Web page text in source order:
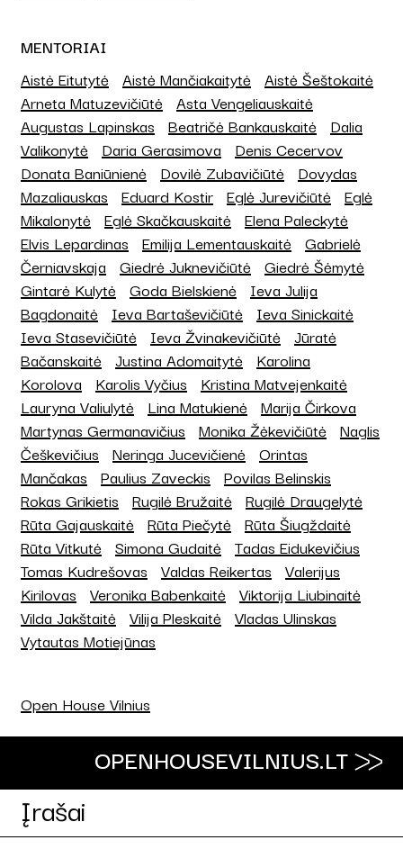
MENTORIAI
Aistė Eitutytė Aistė Mančiakaitytė Aistė Šeštokaitė
Arneta Matuzevičiūtė Asta Vengeliauskaitė
Augustas Lapinskas Beatričė Bankauskaitė Dalia
Valikonytė Daria Gerasimova
Denis Cecervov
Donata Baniūnienė Dovilė Zubavičiūtė Dovydas
Mazaliauskas Eduard Kostir Eglė Jurevičiūtė Eglė
Mikalonytė Eglė Skačkauskaitė Elena Paleckytė
Elvis Lepardinas Emilija Lementauskaitė Gabrielė
Černiavskaja Giedrė Juknevičiūtė Giedrė Šėmytė
Gintarė Kulytė Goda Bielskienė Ieva Julija
Bagdonaitė Ieva Bartaševičiūtė Ieva Sinickaitė
Ieva Stasevičiūtė Ieva Žvinakevičiūtė Jūratė
Bačanskaitė Justina Adomaitytė Karolina
Korolova
Karolis Vyčius
Kristina Matvejenkaitė
Lauryna Valiulytė Lina Matukienė Marija Čirkova
Martynas Germanavičius Monika Žėkevičiūtė Naglis
Češkevičius Neringa Jucevičienė Orintas
Mančakas Paulius Zaveckis Povilas Belinskis
Rokas Grikietis Rugilė Bružaitė Rugilė Draugelytė
Rūta Gajauskaitė Rūta Piečytė Rūta Šiugždaitė
Rūta Vitkutė Simona Gudaitė Tadas Eidukevičius
Tomas Kudrešovas Valdas Reikertas Valerijus
Kirilovas Veronika Babenkaitė Viktorija Liubinaitė
Vilda Jakštaitė Vilija Pleskaitė Vladas Ulinskas
Vytautas Motiejūnas
Open House Vilnius
OPENHOUSEVILNIUS.LT
Įrašai